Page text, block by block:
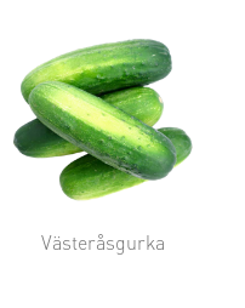
Västeråsgurka